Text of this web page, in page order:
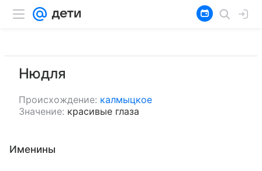
Нюдля
Происхождение: калмыцкое
Значение: красивые глаза
Именины